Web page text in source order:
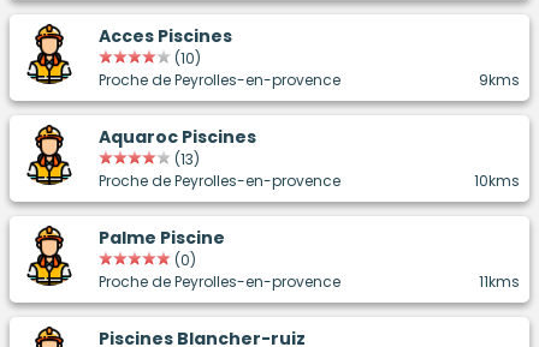
Acces Piscines
(10)
Proche de Peyrolles-en-provence
9kms
Aquaroc Piscines
(13)
Proche de Peyrolles-en-provence
10kms
Palme Piscine
(0)
Proche de Peyrolles-en-provence
11kms
Piscines Blancher-ruiz